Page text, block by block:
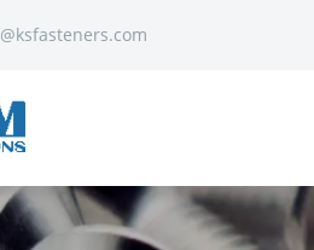
@ksfasteners.com